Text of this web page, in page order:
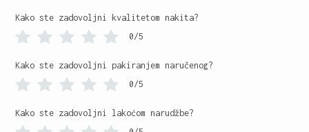
Kako ste zadovoljni kvalitetom nakita?
0/5
Kako ste zadovoljni pakiranjem naručenog?
0/5
Kako ste zadovoljni lakoćom narudžbe?